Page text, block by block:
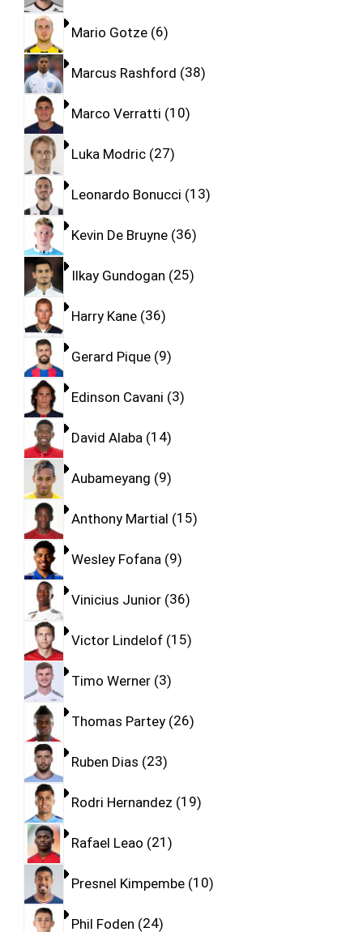
Mario Gotze 6
Marcus Rashford 38
Marco Verratti 10
Luka Modric 27
Leonardo Bonucci 13
Kevin De Bruyne 36
Ilkay Gundogan 25
Harry Kane 36
Gerard Pique 9
Edinson Cavani 3
David Alaba 14
Aubameyang 9
Anthony Martial 15
Wesley Fofana 9
Vinicius Junior 36
Victor Lindelof 15
Timo Werner 3
Thomas Partey 26
Ruben Dias 23
Rodri Hernandez 19
Rafael Leao 21
Presnel Kimpembe 10
Phil Foden 24